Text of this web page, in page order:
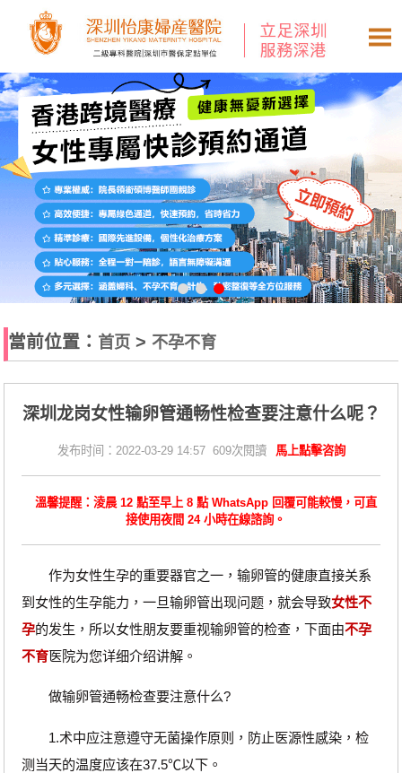
當前位置： 首页 > 不孕不育
深圳龙岗女性输卵管通畅性检查要注意什么呢？
发布时间：2022-03-29 14:57 609次閱讀 馬上點擊咨詢
溫馨提醒：淩晨 12 點至早上 8 點 WhatsApp 回覆可能較慢，可直
接使用夜間 24 小時在線諮詢。
作为女性生孕的重要器官之一，输卵管的健康直接关系
到女性的生孕能力，一旦输卵管出现问题，就会导致女性不
孕的发生，所以女性朋友要重视输卵管的检查，下面由不孕
不育医院为您详细介绍讲解。
做输卵管通畅检查要注意什么?
1.术中应注意遵守无菌操作原则，防止医源性感染，检
测当天的温度应该在37.5℃以下。